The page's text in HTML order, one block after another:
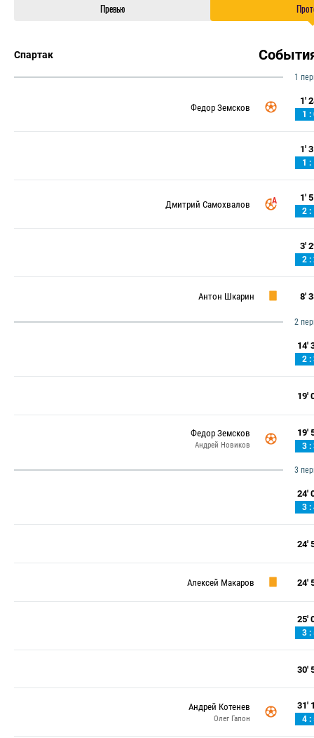
Превью
Спартак
1
Федор Земсков
1'
1 :
1'
1 :
Дмитрий Самохвалов
1'
2 :
3'
2 :
Антон Шкарин 8'
2
14'
2 :
19'
Федор Земсков
Андрей Новиков
19'
3 :
3
24'
3 :
24'
Алексей Макаров 24'
25'
3 :
30'
Андрей Котенев
Олег Гапон
31'
4 :